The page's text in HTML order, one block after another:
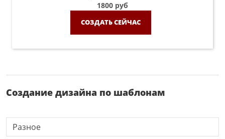
1800 руб
СОЗДАТЬ СЕЙЧАС
Создание дизайна по шаблонам
Разное